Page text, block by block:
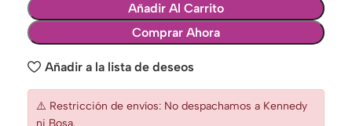
Añadir Al Carrito
Comprar Ahora
Añadir a la lista de deseos
⚠️ Restricción de envíos: No despachamos a Kennedy
ni Bosa.